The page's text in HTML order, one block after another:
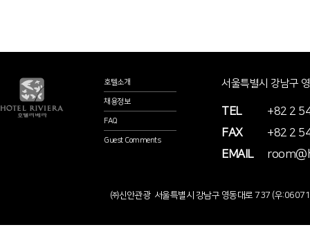
호텔소개
채용정보
FAQ
Guest Comments
서울특별시 강남구
TEL
+82 2
FAX
+82 2
EMAIL
㈜신안관광 서울특별시 강남구 영동대로 737 (우